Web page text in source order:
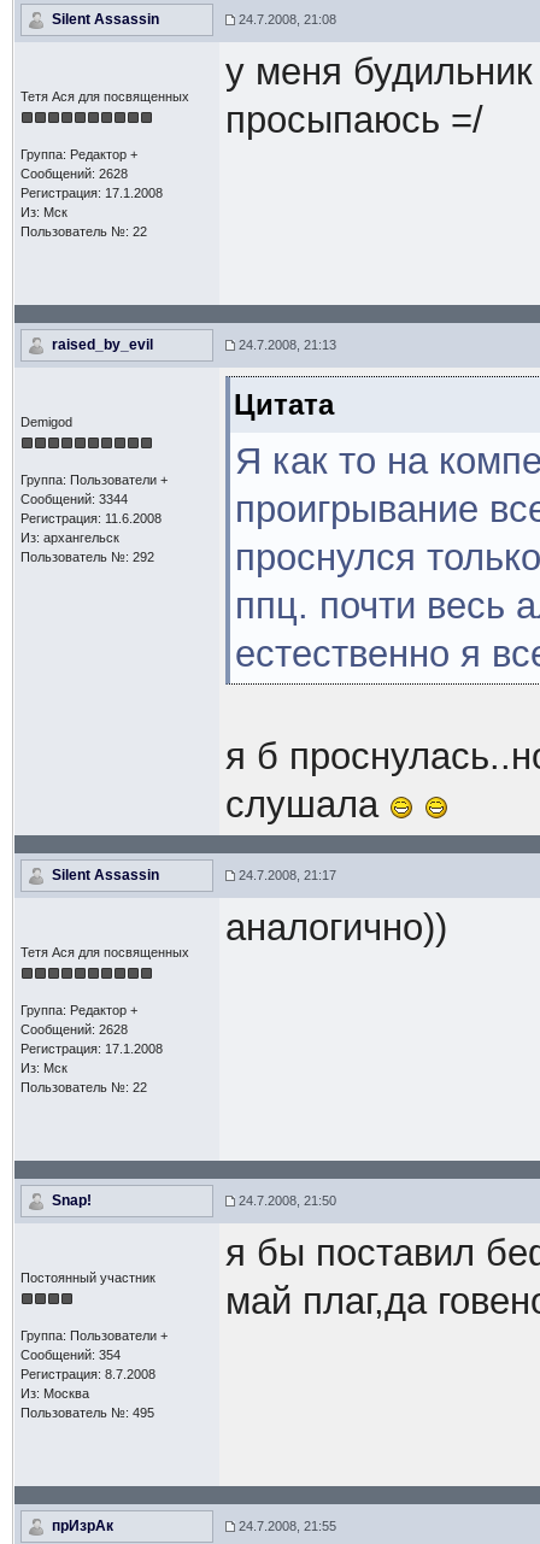
Silent Assassin 24.7.2008, 21:08
Тетя Ася для посвященных
Группа: Редактор +
Сообщений: 2628
Регистрация: 17.1.2008
Из: Мск
Пользователь №: 22
у меня
просыпаюсь =/
raised_by_evil 24.7.2008, 21:13
Demigod
Группа: Пользователи +
Сообщений: 3344
Регистрация: 11.6.2008
Из: архангельск
Пользователь №: 292
Цитата
Я как то на
проигрывание
проснулся
ппц. почти весь
естественно я
я б
слушала
Silent Assassin 24.7.2008, 21:17
Тетя Ася для посвященных
Группа: Редактор +
Сообщений: 2628
Регистрация: 17.1.2008
Из: Мск
Пользователь №: 22
аналогично))
Snap! 24.7.2008, 21:50
Постоянный участник
Группа: Пользователи +
Сообщений: 354
Регистрация: 8.7.2008
Из: Москва
Пользователь №: 495
я бы поставил
май плаг,да
прИзрАк 24.7.2008, 21:55